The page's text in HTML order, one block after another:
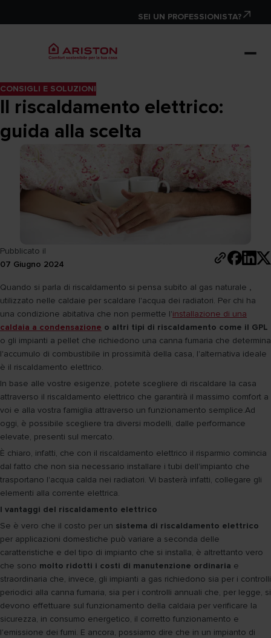
SEI UN PROFESSIONISTA?
CONSIGLI E SOLUZIONI
Il riscaldamento elettrico:
guida alla scelta
Pubblicato il
07 Giugno 2024
Quando si parla di riscaldamento si pensa subito al gas naturale ,
utilizzato nelle caldaie per scaldare l'acqua dei radiatori. Per chi ha
una condizione abitativa che non permette l'installazione di una
caldaia a condensazione o altri tipi di riscaldamento come il GPL
o gli impianti a pellet che richiedono una canna fumaria che determina
l'accumulo di combustibile in prossimità della casa, l'alternativa ideale
è il riscaldamento elettrico.
In base alle vostre esigenze, potete scegliere di riscaldare la casa
attraverso il riscaldamento elettrico che garantirà il massimo comfort a
voi e alla vostra famiglia attraverso un funzionamento semplice.Ad
oggi, è possibile scegliere tra diversi modelli, dalle performance
elevate, presenti sul mercato.
È chiaro, infatti, che con il riscaldamento elettrico il risparmio comincia
dal fatto che non sia necessario installare i tubi dell'impianto che
trasportano l'acqua calda nei radiatori. Vi basterà infatti, collegare gli
elementi alla corrente elettrica.
I vantaggi del riscaldamento elettrico
Se è vero che il costo per un sistema di riscaldamento elettrico
per applicazioni domestiche può variare a seconda delle
caratteristiche e del tipo di impianto che si installa, è altrettanto vero
che sono molto ridotti i costi di manutenzione ordinaria e
straordinaria che, invece, gli impianti a gas richiedono sia per i controlli
periodici alla canna fumaria, sia per i controlli annuali che, per legge, si
devono effettuare sul funzionamento della caldaia per verificare la
sicurezza, in consumo energetico, il corretto funzionamento e
l'emissione dei fumi. E ancora, possiamo dire che in un impianto di